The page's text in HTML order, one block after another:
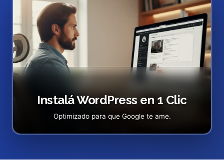
Instalá WordPress en 1 Clic
Optimizado para que Google te ame.